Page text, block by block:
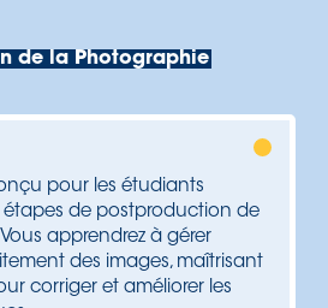
de la Photographie
pour les étudiants
étapes de postproduction de
apprendrez à gérer
des images, maîtrisant
corriger et améliorer les